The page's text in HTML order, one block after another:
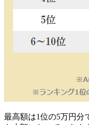
最高額は1位の5万円分